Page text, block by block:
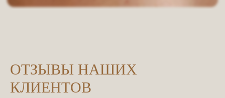
ОТЗЫВЫ НАШИХ
КЛИЕНТОВ